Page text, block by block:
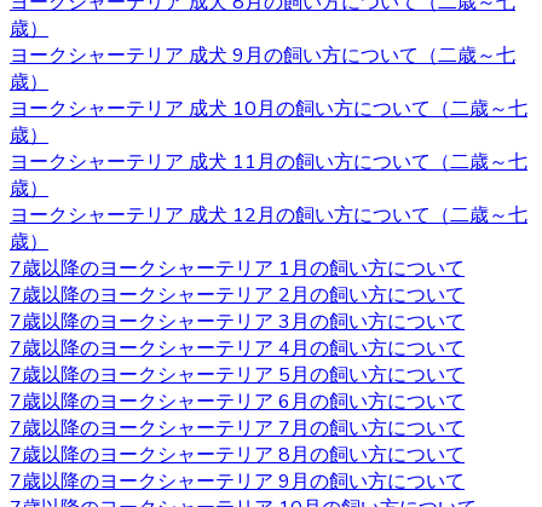
気軽にお問い合わせください。
2020.10.2
ヨークシャーテリアは物覚えが早くしつけやすいと言われ
ています。気の強さと頑固さを持ちあわせるので、しっか
りとしつけてあげてください。 飼い主がリーダーだという
ことを示すことで、主従関係を構築したうえで信頼関係を
結ぶことができます。 自分のテリトリーをしっかりと守ろ
うとするので、番犬としても適しています。吠え癖を持っ
た犬もいますが、しつけで矯正できるので心配はいりませ
ん。しつけやヨークシャーテリアについてお悩みの際は、
是非当店にご相談下さい。
2020.9.25
小型犬の中でも特に有名なヨークシャーテリアはヨークや
ヨーキーといった愛称で広く親しまれています。 非常に細
い被毛を持ちながら、シングルコートであり抜け毛が少な
いなどの特徴があります。垂れ下がるほど長い被毛が挙げ
歳）
ヨークシャーテリア 成犬 9月の飼い方について（二歳～七
歳）
ヨークシャーテリア 成犬 10月の飼い方について（二歳～七
歳）
ヨークシャーテリア 成犬 11月の飼い方について（二歳～七
歳）
ヨークシャーテリア 成犬 12月の飼い方について（二歳～七
歳）
7歳以降のヨークシャーテリア 1月の飼い方について
7歳以降のヨークシャーテリア 2月の飼い方について
7歳以降のヨークシャーテリア 3月の飼い方について
7歳以降のヨークシャーテリア 4月の飼い方について
7歳以降のヨークシャーテリア 5月の飼い方について
7歳以降のヨークシャーテリア 6月の飼い方について
7歳以降のヨークシャーテリア 7月の飼い方について
7歳以降のヨークシャーテリア 8月の飼い方について
7歳以降のヨークシャーテリア 9月の飼い方について